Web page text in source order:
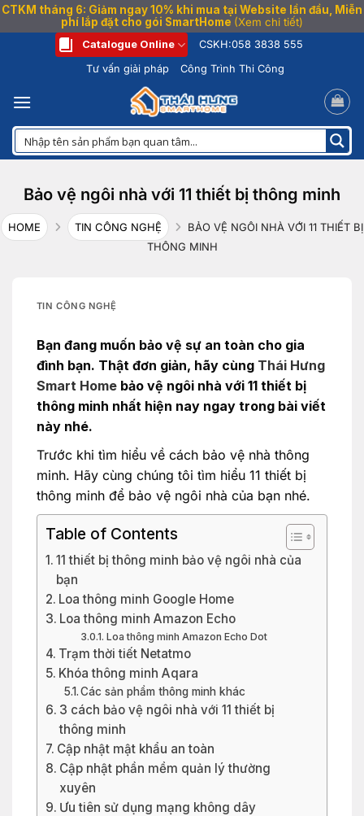
CTKM tháng 6: Giảm ngay 10% khi mua tại Website lần đầu, Miễn
phí lắp đặt cho gói SmartHome (Xem chi tiết)
dung
Catalogue Online CSKH:058 3838 555
Tư vấn giải pháp
Công Trình Thi Công
Bảo vệ ngôi nhà với 11 thiết bị thông minh
HOME TIN CÔNG NGHỆ
BẢO VỆ NGÔI NHÀ VỚI 11 THIẾT BỊ
THÔNG MINH
TIN CÔNG NGHỆ
Bạn đang muốn bảo vệ sự an toàn cho gia
đình bạn. Thật đơn giản, hãy cùng Thái Hưng
Smart Homebảo vệ ngôi nhà với 11 thiết bị
thông minh nhất hiện nay ngay trong bài viết
này nhé.
Trước khi tìm hiểu về cách bảo vệ nhà thông
minh. Hãy cùng chúng tôi tìm hiểu 11 thiết bị
thông minh để bảo vệ ngôi nhà của bạn nhé.
Table of Contents
11 thiết bị thông minh bảo vệ ngôi nhà của
bạn
Loa thông minh Google Home
Loa thông minh Amazon Echo
Loa thông minh Amazon Echo Dot
Trạm thời tiết Netatmo
Khóa thông minh Aqara
Các sản phẩm thông minh khác
3 cách bảo vệ ngôi nhà với 11 thiết bị
thông minh
Cập nhật mật khẩu an toàn
Cập nhật phần mềm quản lý thường
xuyên
Ưu tiên sử dụng mạng không dây